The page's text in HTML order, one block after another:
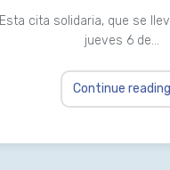
Esta cita solidaria, que se
jueves 6 de…
Continue reading